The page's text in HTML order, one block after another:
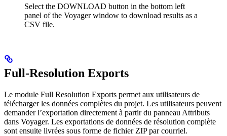
Select the DOWNLOAD button in the bottom left
panel of the Voyager window to download results as a
CSV file.
Full-Resolution Exports
Le module Full Resolution Exports permet aux utilisateurs de
télécharger les données complètes du projet. Les utilisateurs peuvent
demander l’exportation directement à partir du panneau Attributs
dans Voyager. Les exportations de données de résolution complète
sont ensuite livrées sous forme de fichier ZIP par courriel.